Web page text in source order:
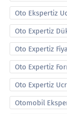
Oto Ekspertiz
Oto Expertiz
Oto Expertiz
Oto Expertiz
Oto Expertiz
Otomobil